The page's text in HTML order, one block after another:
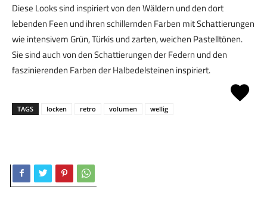
Diese Looks sind inspiriert von den Wäldern und den dort
lebenden Feen und ihren schillernden Farben mit Schattierungen
wie intensivem Grün, Türkis und zarten, weichen Pastelltönen.
Sie sind auch von den Schattierungen der Federn und den
faszinierenden Farben der Halbedelsteinen inspiriert.
TAGS locken retro volumen wellig